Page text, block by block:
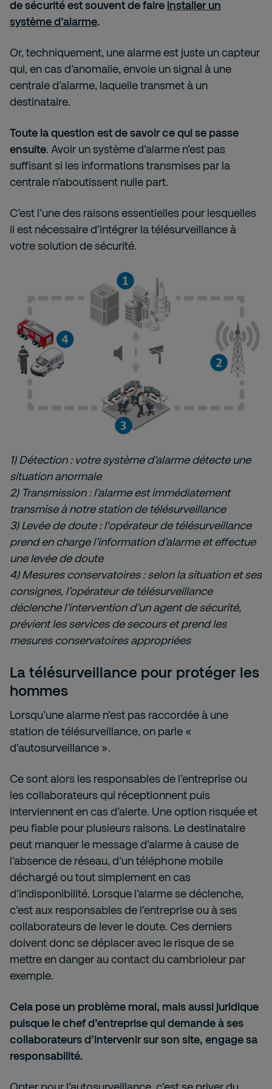
de sécurité est souvent de faire installer un
système d’alarme.
Or, techniquement, une alarme est juste un capteur
qui, en cas d’anomalie, envoie un signal à une
centrale d’alarme, laquelle transmet à un
destinataire.
Toute la question est de savoir ce qui se passe
ensuite. Avoir un système d’alarme n’est pas
suffisant si les informations transmises par la
centrale n’aboutissent nulle part.
C’est l’une des raisons essentielles pour lesquelles
il est nécessaire d’intégrer la télésurveillance à
votre solution de sécurité.
1) Détection : votre système d’alarme détecte une
situation anormale
2) Transmission : l’alarme est immédiatement
transmise à notre station de télésurveillance
3) Levée de doute : l'opérateur de télésurveillance
prend en charge l’information d’alarme et effectue
une levée de doute
4) Mesures conservatoires : selon la situation et ses
consignes, l’opérateur de télésurveillance
déclenche l’intervention d’un agent de sécurité,
prévient les services de secours et prend les
mesures conservatoires appropriées
La télésurveillance pour protéger les
hommes
Lorsqu’une alarme n’est pas raccordée à une
station de télésurveillance, on parle «
d’autosurveillance ».
Ce sont alors les responsables de l’entreprise ou
les collaborateurs qui réceptionnent puis
interviennent en cas d’alerte. Une option risquée et
peu fiable pour plusieurs raisons. Le destinataire
peut manquer le message d’alarme à cause de
l’absence de réseau, d’un téléphone mobile
déchargé ou tout simplement en cas
d’indisponibilité. Lorsque l’alarme se déclenche,
c’est aux responsables de l’entreprise ou à ses
collaborateurs de lever le doute. Ces derniers
doivent donc se déplacer avec le risque de se
mettre en danger au contact du cambrioleur par
exemple.
Cela pose un problème moral, mais aussi juridique
puisque le chef d’entreprise qui demande à ses
collaborateurs d’intervenir sur son site, engage sa
responsabilité.